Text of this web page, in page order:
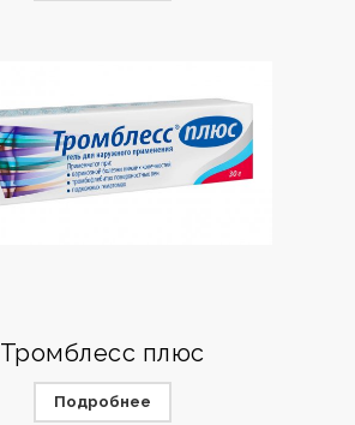
Тромблесс плюс
Подробнее